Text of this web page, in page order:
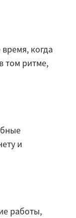
когда
том ритме,
и
работы,